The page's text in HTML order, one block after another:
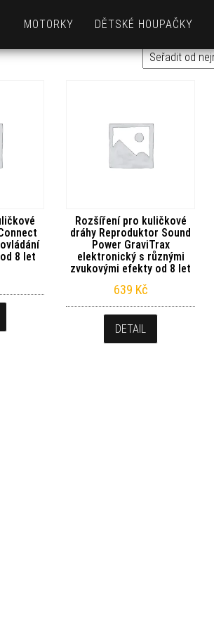
MOTORKY DĚTSKÉ HOUPAČKY
8 let
Rozšíření pro kuličkové
dráhy Reproduktor Sound
Power GraviTrax
elektronický s různými
zvukovými efekty od 8 let
639 Kč
DETAIL